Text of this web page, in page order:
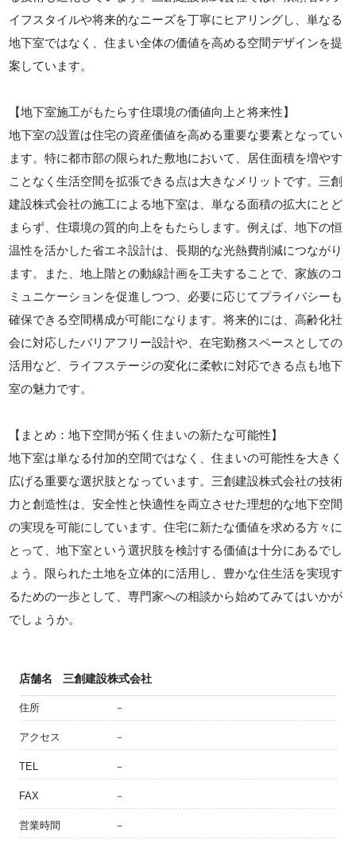
イフスタイルや将来的なニーズを丁寧にヒアリングし、単なる
地下室ではなく、住まい全体の価値を高める空間デザインを提
案しています。
【地下室施工がもたらす住環境の価値向上と将来性】
地下室の設置は住宅の資産価値を高める重要な要素となってい
ます。特に都市部の限られた敷地において、居住面積を増やす
ことなく生活空間を拡張できる点は大きなメリットです。三創
建設株式会社の施工による地下室は、単なる面積の拡大にとど
まらず、住環境の質的向上をもたらします。例えば、地下の恒
温性を活かした省エネ設計は、長期的な光熱費削減につながり
ます。また、地上階との動線計画を工夫することで、家族のコ
ミュニケーションを促進しつつ、必要に応じてプライバシーも
確保できる空間構成が可能になります。将来的には、高齢化社
会に対応したバリアフリー設計や、在宅勤務スペースとしての
活用など、ライフステージの変化に柔軟に対応できる点も地下
室の魅力です。
【まとめ：地下空間が拓く住まいの新たな可能性】
地下室は単なる付加的空間ではなく、住まいの可能性を大きく
広げる重要な選択肢となっています。三創建設株式会社の技術
力と創造性は、安全性と快適性を両立させた理想的な地下空間
の実現を可能にしています。住宅に新たな価値を求める方々に
とって、地下室という選択肢を検討する価値は十分にあるでし
ょう。限られた土地を立体的に活用し、豊かな住生活を実現す
るための一歩として、専門家への相談から始めてみてはいかが
でしょうか。
店舗名 三創建設株式会社
住所 －
アクセス －
TEL －
FAX －
営業時間 －